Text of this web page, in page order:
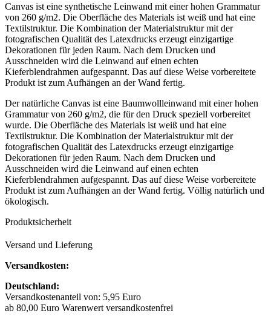
Canvas ist eine synthetische Leinwand mit einer hohen Grammatur
von 260 g/m2. Die Oberfläche des Materials ist weiß und hat eine
Textilstruktur. Die Kombination der Materialstruktur mit der
fotografischen Qualität des Latexdrucks erzeugt einzigartige
Dekorationen für jeden Raum. Nach dem Drucken und
Ausschneiden wird die Leinwand auf einen echten
Kieferblendrahmen aufgespannt. Das auf diese Weise vorbereitete
Produkt ist zum Aufhängen an der Wand fertig.
Der natürliche Canvas ist eine Baumwollleinwand mit einer hohen
Grammatur von 260 g/m2, die für den Druck speziell vorbereitet
wurde. Die Oberfläche des Materials ist weiß und hat eine
Textilstruktur. Die Kombination der Materialstruktur mit der
fotografischen Qualität des Latexdrucks erzeugt einzigartige
Dekorationen für jeden Raum. Nach dem Drucken und
Ausschneiden wird die Leinwand auf einen echten
Kieferblendrahmen aufgespannt. Das auf diese Weise vorbereitete
Produkt ist zum Aufhängen an der Wand fertig. Völlig natürlich und
ökologisch.
Produktsicherheit
Versand und Lieferung
Versandkosten:
Deutschland:
Versandkostenanteil von: 5,95 Euro
ab 80,00 Euro Warenwert versandkostenfrei